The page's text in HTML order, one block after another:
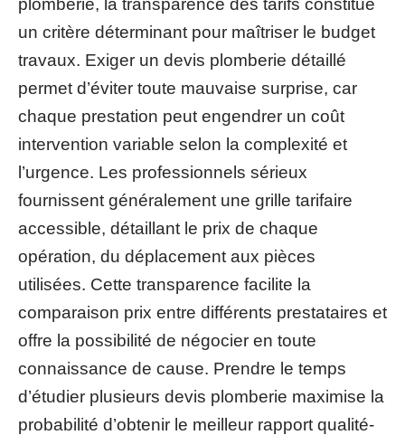
plomberie, la transparence des tarifs constitue
un critère déterminant pour maîtriser le budget
travaux. Exiger un devis plomberie détaillé
permet d’éviter toute mauvaise surprise, car
chaque prestation peut engendrer un coût
intervention variable selon la complexité et
l’urgence. Les professionnels sérieux
fournissent généralement une grille tarifaire
accessible, détaillant le prix de chaque
opération, du déplacement aux pièces
utilisées. Cette transparence facilite la
comparaison prix entre différents prestataires et
offre la possibilité de négocier en toute
connaissance de cause. Prendre le temps
d’étudier plusieurs devis plomberie maximise la
probabilité d’obtenir le meilleur rapport qualité-